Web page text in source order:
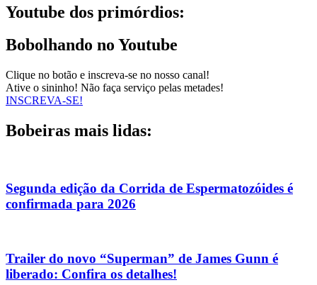
Youtube dos primórdios:
Bobolhando no Youtube
Clique no botão e inscreva-se no nosso canal!
Ative o sininho! Não faça serviço pelas metades!
INSCREVA-SE!
Bobeiras mais lidas:
Segunda edição da Corrida de Espermatozóides é
confirmada para 2026
Trailer do novo “Superman” de James Gunn é
liberado: Confira os detalhes!